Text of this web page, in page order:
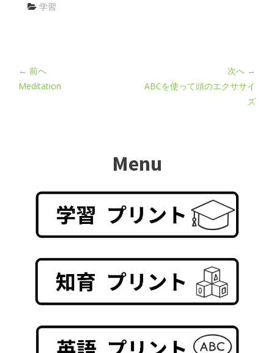
学習
← 前へ
Meditation
次へ →
ABCを使って頭のエクササイ
ズ
Menu